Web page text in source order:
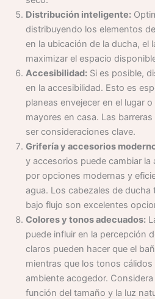
Distribución inteligente:
distribuyendo los elementos
en la ubicación de la ducha, el
maximizar el espacio
Accesibilidad: Si es posible,
en la accesibilidad. Esto es
planeas envejecer en el lugar
mayores en casa. Las
ser consideraciones clave.
Grifería y accesorios
y accesorios puede cambiar la
por opciones modernas y
agua. Los cabezales de
bajo flujo son excelentes
Colores y tonos adecuados:
puede influir en la percepción
claros pueden hacer que el
mientras que los tonos
ambiente acogedor.
función del tamaño y la luz